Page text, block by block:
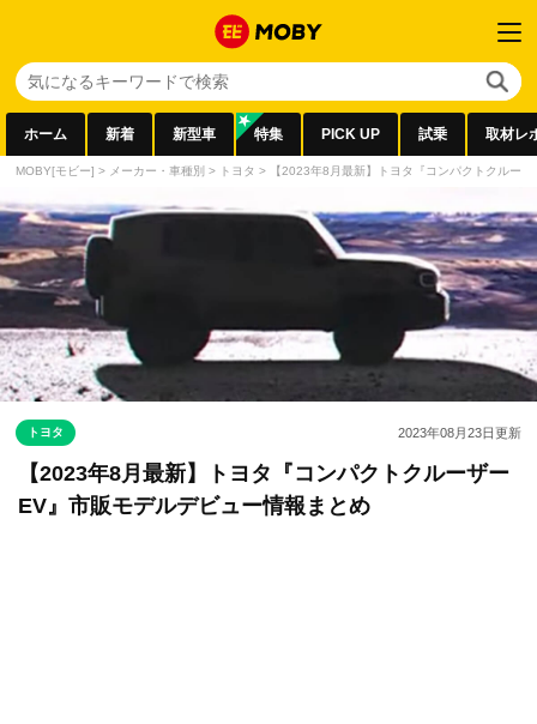
ホーム 新着 新型車 特集 PICK UP 試乗 取材レ
MOBY[モビー] > メーカー・車種別 > トヨタ > 【2023年8月最新】トヨタ『コンパクトクルー
トヨタ 2023年08月23日更新
【2023年8月最新】トヨタ『コンパクトクルーザー
EV』市販モデルデビュー情報まとめ